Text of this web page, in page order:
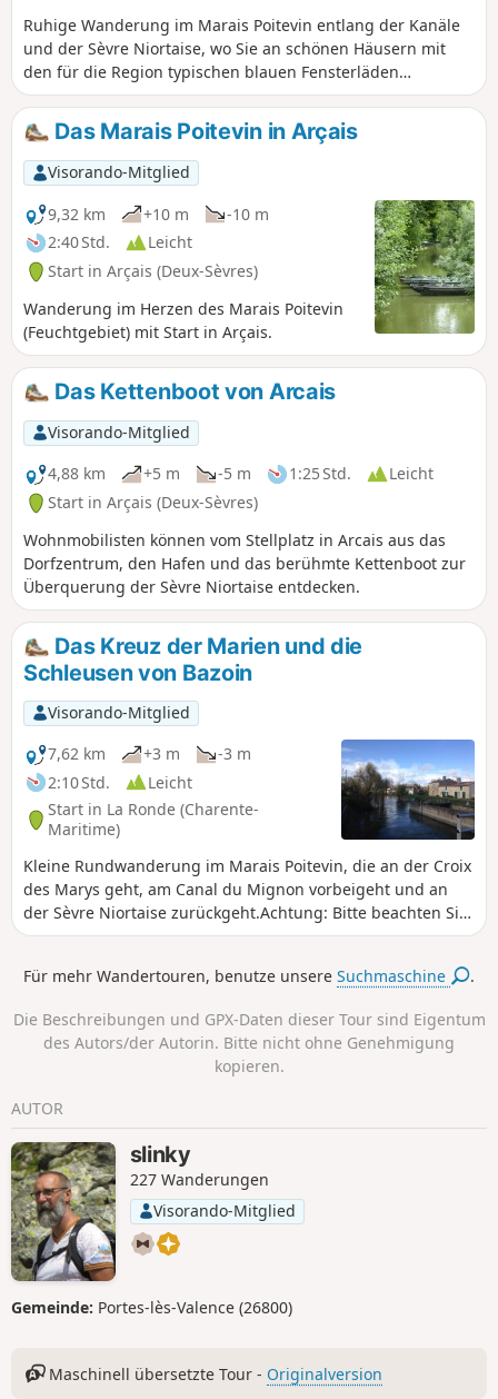
Ruhige Wanderung im Marais Poitevin entlang der Kanäle
und der Sèvre Niortaise, wo Sie an schönen Häusern mit
den für die Region typischen blauen Fensterläden
vorbeigehen.
Das Marais Poitevin in Arçais
Visorando-Mitglied
9,32 km
+10 m
-10 m
2:40 Std.
Leicht
Start in Arçais (Deux-Sèvres)
Wanderung im Herzen des Marais Poitevin
(Feuchtgebiet) mit Start in Arçais.
Das Kettenboot von Arcais
Visorando-Mitglied
4,88 km
+5 m -5 m 1:25 Std.
Leicht
Start in Arçais (Deux-Sèvres)
Wohnmobilisten können vom Stellplatz in Arcais aus das
Dorfzentrum, den Hafen und das berühmte Kettenboot zur
Überquerung der Sèvre Niortaise entdecken.
Das Kreuz der Marien und die
Schleusen von Bazoin
Visorando-Mitglied
7,62 km
+3 m
-3 m
2:10 Std.
Leicht
Start in La Ronde (Charente-
Maritime)
Kleine Rundwanderung im Marais Poitevin, die an der Croix
des Marys geht, am Canal du Mignon vorbeigeht und an
der Sèvre Niortaise zurückgeht.Achtung: Bitte beachten Sie
die Hinweise im Abschnitt „Praktische Informationen“
Für mehr Wandertouren, benutze unsereSuchmaschine .
Die Beschreibungen und GPX-Daten dieser Tour sind Eigentum
des Autors/der Autorin. Bitte nicht ohne Genehmigung
kopieren.
AUTOR
slinky
227 Wanderungen
Visorando-Mitglied
Gemeinde: Portes-lès-Valence (26800)
Maschinell übersetzte Tour - Originalversion